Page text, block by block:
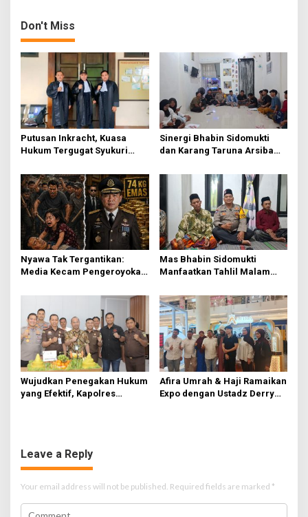
a
v
a
t
i
n
Don't Miss
Putusan Inkracht, Kuasa
Hukum Tergugat Syukuri
Sinergi Bhabin Sidomukti
dan Karang Taruna Arsiba
Nyawa Tak Tergantikan:
Media Kecam Pengeroyokan
Ayam Tak Sebanding dengan
Jiwa
Mas Bhabin Sidomukti
Manfaatkan Tahlil Malam
Pesan Kamtibmas
Wujudkan Penegakan Hukum
yang Efektif, Kapolres
Afira Umrah & Haji Ramaikan
Expo dengan Ustadz Derry
Leave a Reply
Your email address will not be published. Required fields are marked *